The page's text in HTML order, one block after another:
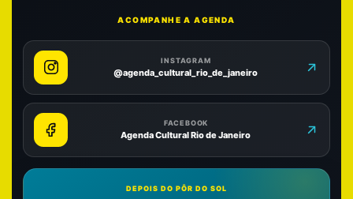
ACOMPANHE A AGENDA
INSTAGRAM
@agenda_cultural_rio_de_janeiro
FACEBOOK
Agenda Cultural Rio de Janeiro
DEPOIS DO PÔR DO SOL